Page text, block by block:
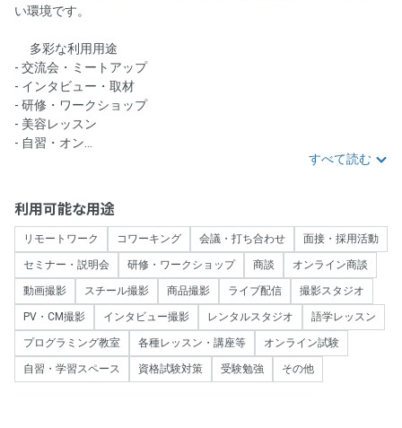
い環境です。
🍀多彩な利用用途
- 交流会・ミートアップ
- インタビュー・取材
- 研修・ワークショップ
- 美容レッスン
- 自習・オン...
すべて読む
利用可能な用途
リモートワーク コワーキング 会議・打ち合わせ 面接・採用活動
セミナー・説明会 研修・ワークショップ 商談 オンライン商談
動画撮影 スチール撮影 商品撮影 ライブ配信 撮影スタジオ
PV・CM撮影 インタビュー撮影 レンタルスタジオ 語学レッスン
プログラミング教室 各種レッスン・講座等 オンライン試験
自習・学習スペース 資格試験対策 受験勉強 その他